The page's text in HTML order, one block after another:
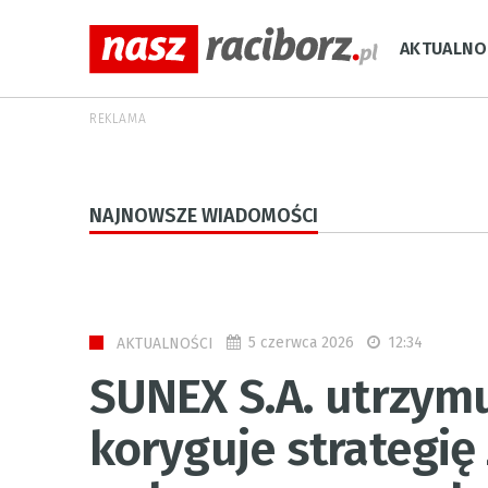
REKLAMA
NAJNOWSZE WIADOMOŚCI
AKTUALNOŚCI 5 czerwca 2026 12:34
SUNEX S.A.
koryguje strategię